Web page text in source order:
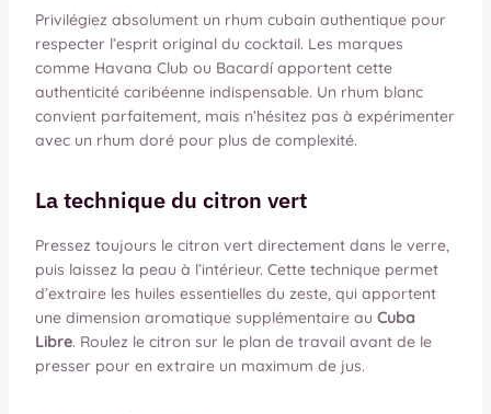
Privilégiez absolument un rhum cubain authentique pour
respecter l’esprit original du cocktail. Les marques
comme Havana Club ou Bacardí apportent cette
authenticité caribéenne indispensable. Un rhum blanc
convient parfaitement, mais n’hésitez pas à expérimenter
avec un rhum doré pour plus de complexité.
La technique du citron vert
Pressez toujours le citron vert directement dans le verre,
puis laissez la peau à l’intérieur. Cette technique permet
d’extraire les huiles essentielles du zeste, qui apportent
une dimension aromatique supplémentaire au Cuba
Libre. Roulez le citron sur le plan de travail avant de le
presser pour en extraire un maximum de jus.